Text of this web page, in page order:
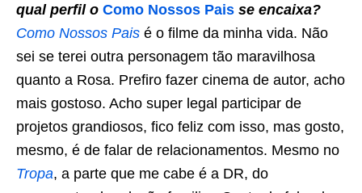
qual perfil o Como Nossos Pais se encaixa?
Como Nossos Pais é o filme da minha vida. Não
sei se terei outra personagem tão maravilhosa
quanto a Rosa. Prefiro fazer cinema de autor, acho
mais gostoso. Acho super legal participar de
projetos grandiosos, fico feliz com isso, mas gosto,
mesmo, é de falar de relacionamentos. Mesmo no
Tropa, a parte que me cabe é a DR, do